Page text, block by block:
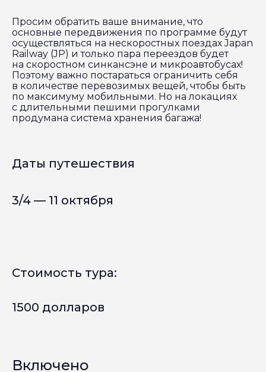
Просим обратить ваше внимание, что
основные передвижения по программе будут
осуществляться на нескоростных поездах Japan
Railway (JP) и только пара переездов будет
на скоростном синкансэне и микроавтобусах!
Поэтому важно постараться ограничить себя
в количестве перевозимых вещей, чтобы быть
по максимуму мобильными. Но на локациях
с длительными пешими прогулками
продумана система хранения багажа!
Даты путешествия
3/4 — 11 октября
Стоимость тура:
1500 долларов
Включено